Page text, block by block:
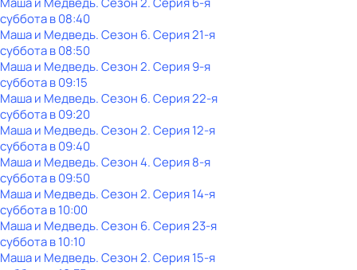
субботав08:40
Маша и Медведь. Сезон 6. Серия 21-я
субботав08:50
Маша и Медведь. Сезон 2. Серия 9-я
субботав09:15
Маша и Медведь. Сезон 6. Серия 22-я
субботав09:20
Маша и Медведь. Сезон 2. Серия 12-я
субботав09:40
Маша и Медведь. Сезон 4. Серия 8-я
субботав09:50
Маша и Медведь. Сезон 2. Серия 14-я
субботав10:00
Маша и Медведь. Сезон 6. Серия 23-я
субботав10:10
Маша и Медведь. Сезон 2. Серия 15-я